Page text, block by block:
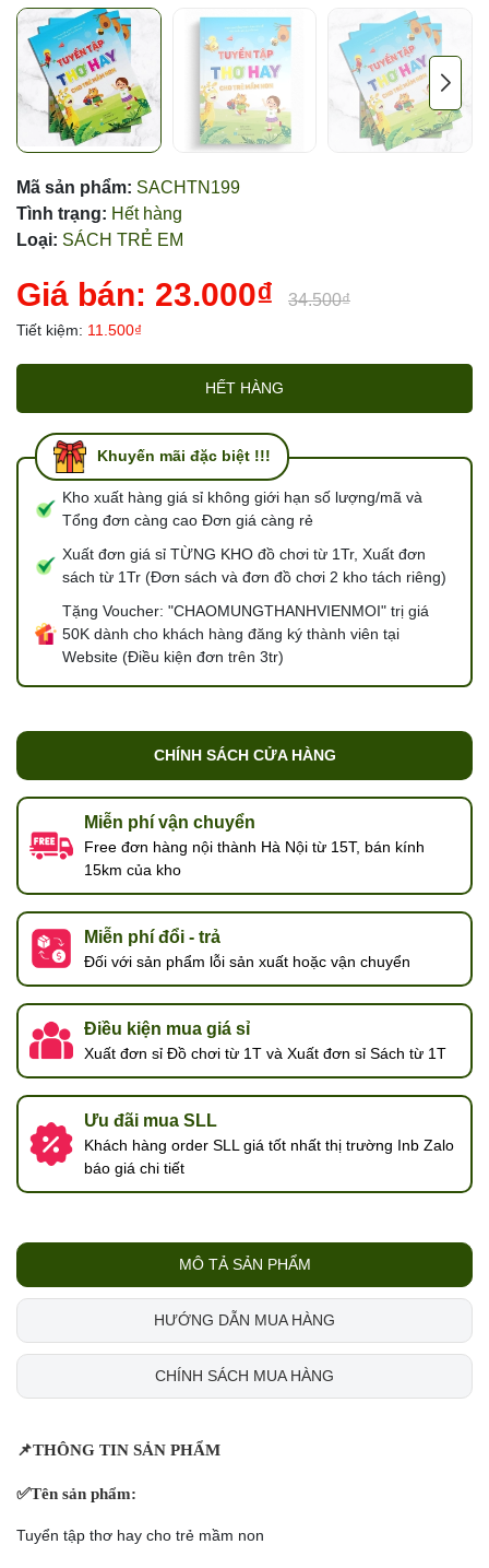
Mã sản phẩm: SACHTN199
Tình trạng: Hết hàng
Loại: SÁCH TRẺ EM
Giá bán: 23.000₫ 34.500₫
Tiết kiệm: 11.500₫
HẾT HÀNG
Khuyến mãi đặc biệt !!!
Kho xuất hàng giá sỉ không giới hạn số lượng/mã và
Tổng đơn càng cao Đơn giá càng rẻ
Xuất đơn giá sỉ TỪNG KHO đồ chơi từ 1Tr, Xuất đơn
sách từ 1Tr (Đơn sách và đơn đồ chơi 2 kho tách riêng)
Tặng Voucher: "CHAOMUNGTHANHVIENMOI" trị giá
50K dành cho khách hàng đăng ký thành viên tại
Website (Điều kiện đơn trên 3tr)
CHÍNH SÁCH CỬA HÀNG
Miễn phí vận chuyển
Free đơn hàng nội thành Hà Nội từ 15T, bán kính
15km của kho
Miễn phí đổi - trả
Đối với sản phẩm lỗi sản xuất hoặc vận chuyển
Điều kiện mua giá sỉ
Xuất đơn sỉ Đồ chơi từ 1T và Xuất đơn sỉ Sách từ 1T
Ưu đãi mua SLL
Khách hàng order SLL giá tốt nhất thị trường Inb Zalo
báo giá chi tiết
MÔ TẢ SẢN PHẨM
HƯỚNG DẪN MUA HÀNG
CHÍNH SÁCH MUA HÀNG
📌THÔNG TIN SẢN PHẨM
✅Tên sản phẩm:
Tuyển tập thơ hay cho trẻ mầm non